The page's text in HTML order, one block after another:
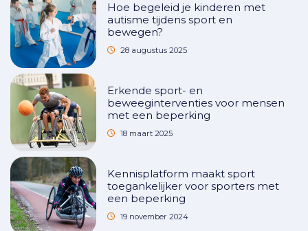
Hoe begeleid je kinderen met
autisme tijdens sport en
bewegen?
28 augustus 2025
Erkende sport- en
beweeginterventies voor mensen
met een beperking
18 maart 2025
Kennisplatform maakt sport
toegankelijker voor sporters met
een beperking
19 november 2024